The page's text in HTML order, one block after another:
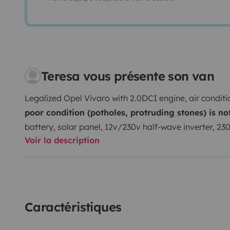
Teresa vous présente son van
Legalized Opel Vivaro with 2.0DCI engine, air
poor condition (potholes, protruding stones) is
battery, solar panel, 12v/230v half-wave inverter,
charger, 220v and 12v refrigerator (limited use of 12v
you need is Internet.We have traveled with our van
Voir la description
Caractéristiques